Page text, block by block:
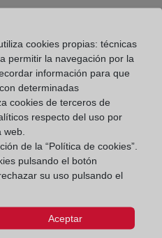
disminuye en abril un
de crecimiento
concursales se han
trimestre de 2026
cookies propias: técnicas
permitir la navegación por la
información para que
determinadas
cookies de terceros de
respecto del uso por
de la “Política de cookies”.
pulsando el botón
su uso pulsando el
Aceptar